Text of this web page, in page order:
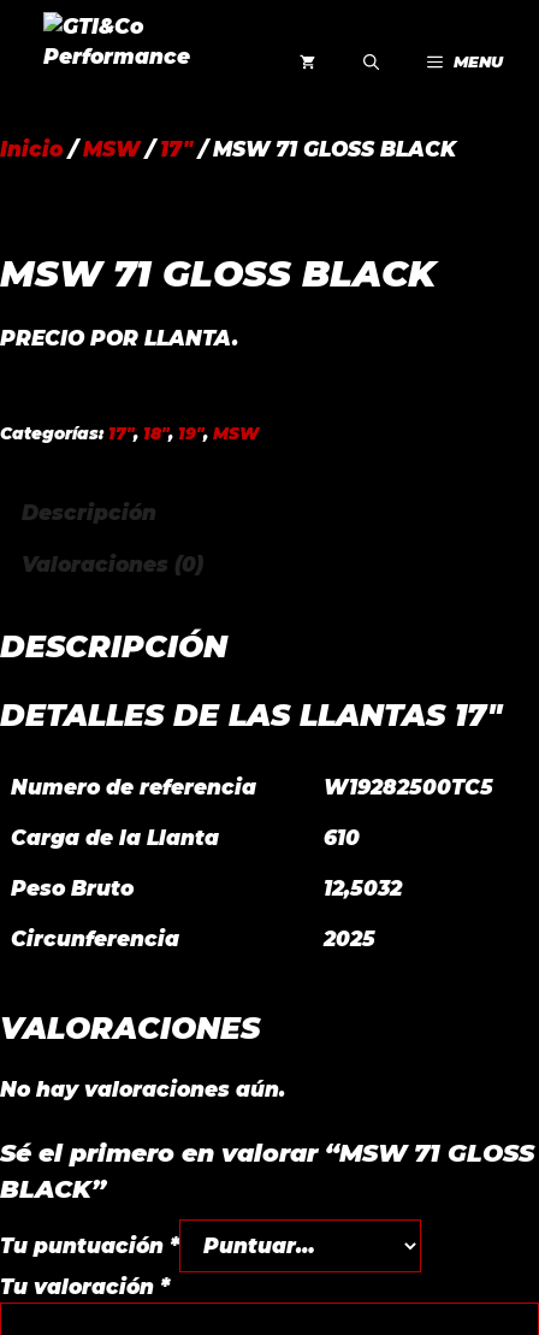
Saltar
MENU
Inicio/MSW/ 17"/ MSW 71 GLOSS BLACK
MSW 71 GLOSS BLACK
PRECIO POR LLANTA.
Categorías: 17", 18", 19", MSW
Descripción
Valoraciones (0)
DESCRIPCIÓN
DETALLES DE LAS LLANTAS 17″
Numero de referencia W19282500TC5
Carga de la Llanta 610
Peso Bruto 12,5032
Circunferencia 2025
VALORACIONES
No hay valoraciones aún.
Sé el primero en valorar “MSW 71 GLOSS
BLACK”
Tu puntuación *
Tu valoración *